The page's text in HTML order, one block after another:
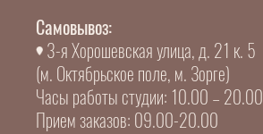
Самовывоз:
3-я Хорошевская улица, д. 21 к. 5
(м. Октябрьское поле, м. Зорге)
Часы работы студии: 10.00 – 20.00
Прием заказов: 09.00-20.00